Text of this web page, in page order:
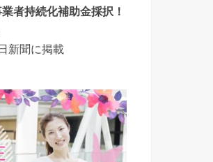
者持続化補助金採択！
新聞に掲載